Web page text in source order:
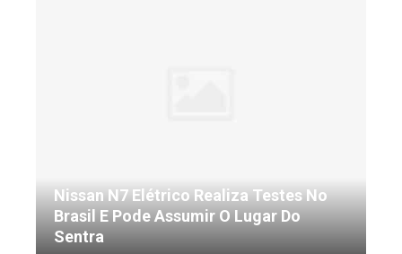
Nissan N7 Elétrico Realiza Testes No
Brasil E Pode Assumir O Lugar Do
Sentra